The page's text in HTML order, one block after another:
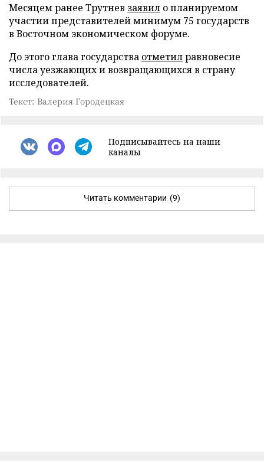
Месяцем ранее Трутнев заявил о планируемом
участии представителей минимум 75 государств
в Восточном экономическом форуме.
До этого глава государства отметилравновесие
числа уезжающих и возвращающихся в страну
исследователей.
Текст: Валерия Городецкая
Подписывайтесь на наши
каналы
Читать комментарии (9)